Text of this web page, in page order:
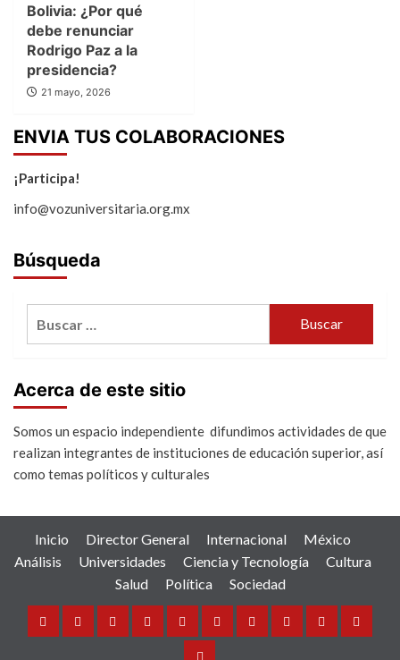
Bolivia: ¿Por qué
debe renunciar
Rodrigo Paz a la
presidencia?
21 mayo, 2026
ENVIA TUS COLABORACIONES
¡Participa!
info@vozuniversitaria.org.mx
Búsqueda
Acerca de este sitio
Somos un espacio independiente difundimos actividades de que
realizan integrantes de instituciones de educación superior, así
como temas políticos y culturales
Inicio Director General Internacional
México
Análisis
Universidades Ciencia y Tecnología
Cultura
Salud
Política Sociedad
Inicio DirectorInternacional
MéxicoAnálisisUniversidades
CienciaCulturaSalud Política